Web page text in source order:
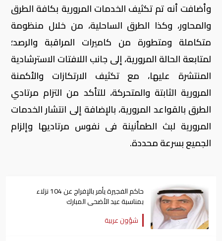
وأضافت أنه تم تكثيف الخدمات المرورية بكافة الطرق
والمحاور، وكذا الطرق الساحلية، من خلال منظومة
‏متكاملة ومتطورة من كاميرات المراقبة والرصد؛
لمتابعة الحالة المرورية، إلى جانب اللافتات الاسترشادية
المنتشرة عليها، مع تكثيف الارتكازات والأكمنة
المرورية الثابتة والمتحركة، للتأكد من التزام مرتادي
الطرق بالقواعد المرورية، بالإضافة إلى انتشار الخدمات
المرورية لبث الطمأنينة فى نفوس مرتاديها وإلزام
الجميع بسرعة محددة.
حاكم الفجيرة يأمر بالإفراج عن 104 نزلاء
بمناسبة عيد الأضحى المبارك
شؤون عربية